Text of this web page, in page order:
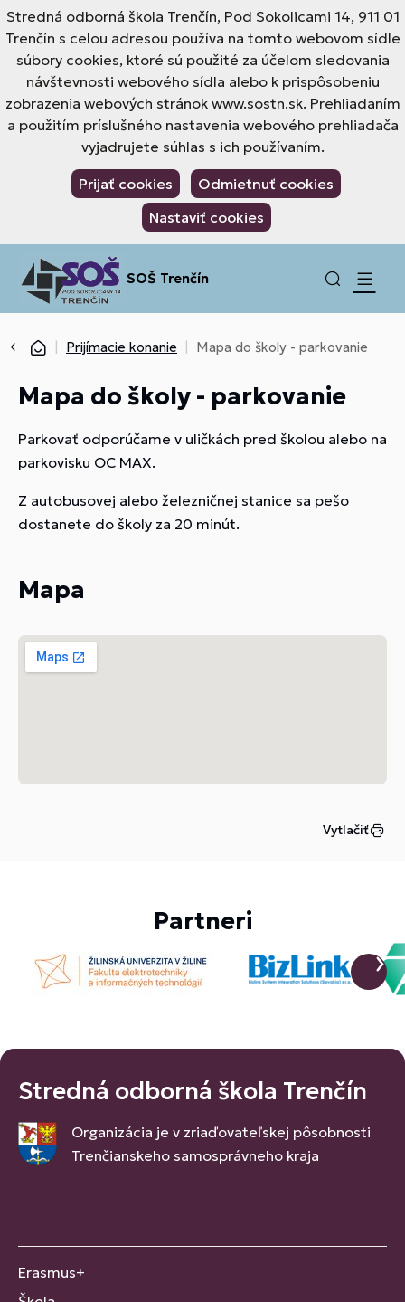
Stredná odborná škola Trenčín, Pod Sokolicami 14, 911 01
Trenčín s celou adresou používa na tomto webovom sídle
súbory cookies, ktoré sú použité za účelom sledovania
návštevnosti webového sídla alebo k prispôsobeniu
zobrazenia webových stránok www.sostn.sk. Prehliadaním
a použitím príslušného nastavenia webového prehliadača
vyjadrujete súhlas s ich používaním.
Prijať cookies
Odmietnuť cookies
Nastaviť cookies
SOŠ Trenčín
Prijímacie konanie Mapa do školy - parkovanie
Mapa do školy - parkovanie
Parkovať odporúčame v uličkách pred školou alebo na
parkovisku OC MAX.
Z autobusovej alebo železničnej stanice sa pešo
dostanete do školy za 20 minút.
Mapa
Vytlačiť
Partneri
Stredná odborná škola Trenčín
Organizácia je v zriaďovateľskej pôsobnosti
Trenčianskeho samosprávneho kraja
Erasmus+